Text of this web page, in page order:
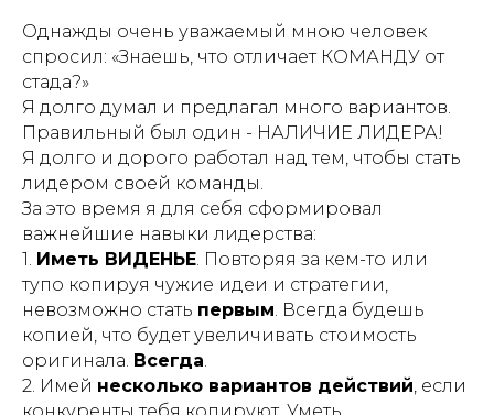
Однажды очень уважаемый мною человек
спросил: «Знаешь, что отличает КОМАНДУ от
стада?»
Я долго думал и предлагал много вариантов.
Правильный был один - НАЛИЧИЕ ЛИДЕРА!
Я долго и дорого работал над тем, чтобы стать
лидером своей команды.
За это время я для себя сформировал
важнейшие навыки лидерства:
1. Иметь ВИДЕНЬЕ. Повторяя за кем-то или
тупо копируя чужие идеи и стратегии,
невозможно стать первым. Всегда будешь
копией, что будет увеличивать стоимость
оригинала. Всегда.
2. Имей несколько вариантов действий, если